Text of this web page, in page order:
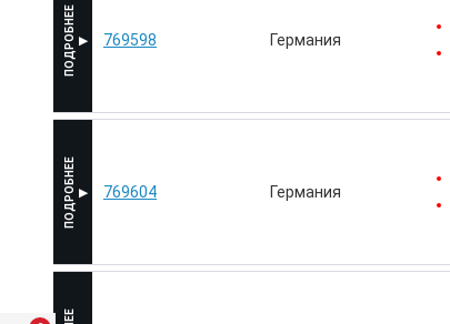
769598 Германия
769604 Германия